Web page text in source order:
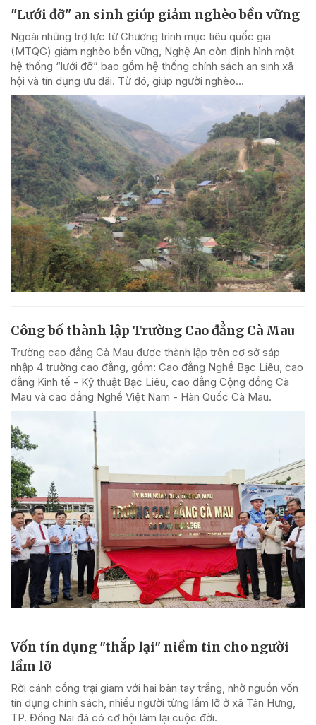
"Lưới đỡ" an sinh giúp giảm nghèo bền vững
Ngoài những trợ lực từ Chương trình mục tiêu quốc gia
(MTQG) giảm nghèo bền vững, Nghệ An còn định hình một
hệ thống “lưới đỡ” bao gồm hệ thống chính sách an sinh xã
hội và tín dụng ưu đãi. Từ đó, giúp người nghèo...
Công bố thành lập Trường Cao đẳng Cà Mau
Trường cao đẳng Cà Mau được thành lập trên cơ sở sáp
nhập 4 trường cao đẳng, gồm: Cao đẳng Nghề Bạc Liêu, cao
đẳng Kinh tế - Kỹ thuật Bạc Liêu, cao đẳng Cộng đồng Cà
Mau và cao đẳng Nghề Việt Nam - Hàn Quốc Cà Mau.
Vốn tín dụng "thắp lại" niềm tin cho người
lầm lỡ
Rời cánh cổng trại giam với hai bàn tay trắng, nhờ nguồn vốn
tín dụng chính sách, nhiều người từng lầm lỡ ở xã Tân Hưng,
TP. Đồng Nai đã có cơ hội làm lại cuộc đời.